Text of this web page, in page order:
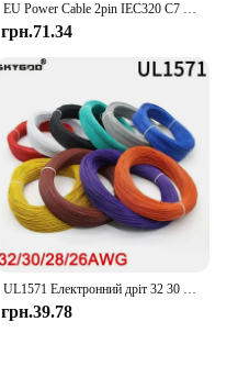
EU Power Cable 2pin IEC320 C7 US Power Extension Cord For Dell Laptop Charger Canon Epson Printer Radio Speaker PS4 XBOX LG
грн.71.34
UL1571 Електронний дріт 32 30 28 26 AWG Гнучкий кабель ПВХ ізольована луджена мідь Екологічна світлодіодна лінія Шнур DIY
грн.39.78